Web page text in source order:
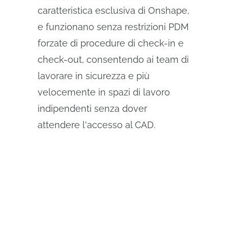
caratteristica esclusiva di Onshape,
e funzionano senza restrizioni PDM
forzate di procedure di check-in e
check-out, consentendo ai team di
lavorare in sicurezza e più
velocemente in spazi di lavoro
indipendenti senza dover
attendere l'accesso al CAD.